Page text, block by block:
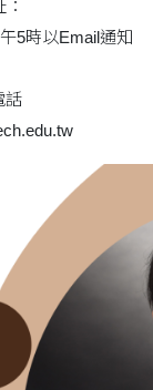
5時以Email通知
話